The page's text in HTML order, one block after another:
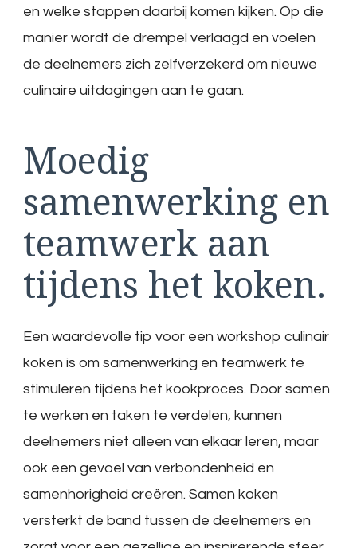
en welke stappen daarbij komen kijken. Op die
manier wordt de drempel verlaagd en voelen
de deelnemers zich zelfverzekerd om nieuwe
culinaire uitdagingen aan te gaan.
Moedig
samenwerking en
teamwerk aan
tijdens het koken.
Een waardevolle tip voor een workshop culinair
koken is om samenwerking en teamwerk te
stimuleren tijdens het kookproces. Door samen
te werken en taken te verdelen, kunnen
deelnemers niet alleen van elkaar leren, maar
ook een gevoel van verbondenheid en
samenhorigheid creëren. Samen koken
versterkt de band tussen de deelnemers en